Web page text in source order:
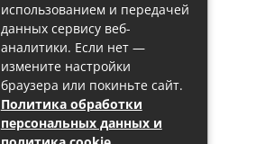
использованием и передачей
данных сервису веб-
аналитики. Если нет —
измените настройки
браузера или покиньте сайт.
Политика обработки
персональных данных и